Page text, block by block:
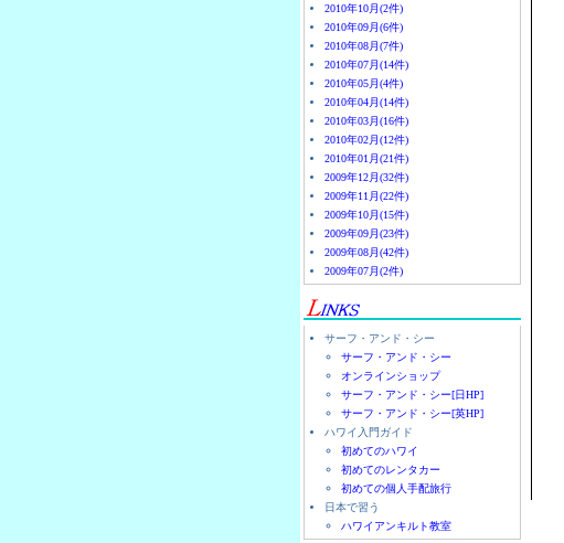
2010年10月(2件)
2010年09月(6件)
2010年08月(7件)
2010年07月(14件)
2010年05月(4件)
2010年04月(14件)
2010年03月(16件)
2010年02月(12件)
2010年01月(21件)
2009年12月(32件)
2009年11月(22件)
2009年10月(15件)
2009年09月(23件)
2009年08月(42件)
2009年07月(2件)
サーフ・アンド・シー
サーフ・アンド・シー
オンラインショップ
サーフ・アンド・シー[日HP]
サーフ・アンド・シー[英HP]
ハワイ入門ガイド
初めてのハワイ
初めてのレンタカー
初めての個人手配旅行
日本で習う
ハワイアンキルト教室